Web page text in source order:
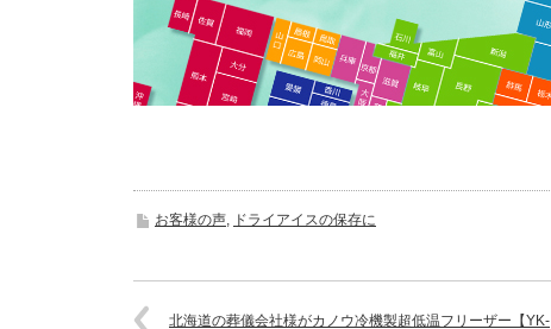
お客様の声, ドライアイスの保存に
北海道の葬儀会社様がカノウ冷機製超低温フリーザー【YK-